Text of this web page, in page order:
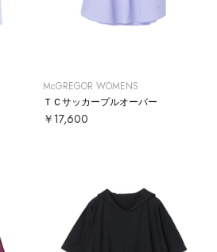
McGREGOR WOMENS
ＴＣサッカープルオーバー
￥17,600